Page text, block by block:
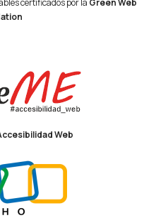
certificados por la Green Web
Web